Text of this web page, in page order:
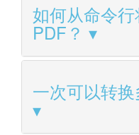
如何从命令
PDF？
一次可以转